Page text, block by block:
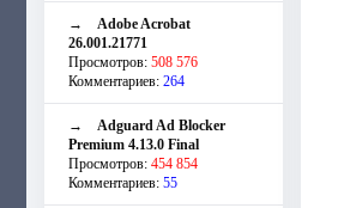
→ Adobe Acrobat
26.001.21771
Просмотров: 508 576
Комментариев: 264
→ Adguard Ad Blocker
Premium 4.13.0 Final
Просмотров: 454 854
Комментариев: 55